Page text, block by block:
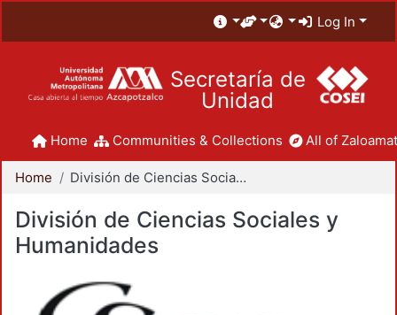
Log In
Secretaría de
Unidad
Home Communities & Collections All of
Home División de Ciencias Sociales y Humanidades
División de Ciencias Sociales y
Humanidades